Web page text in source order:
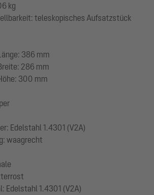
kg
teleskopisches Aufsatzstück
386 mm
286 mm
300 mm
Edelstahl 1.4301 (V2A)
waagrecht
Edelstahl 1.4301 (V2A)